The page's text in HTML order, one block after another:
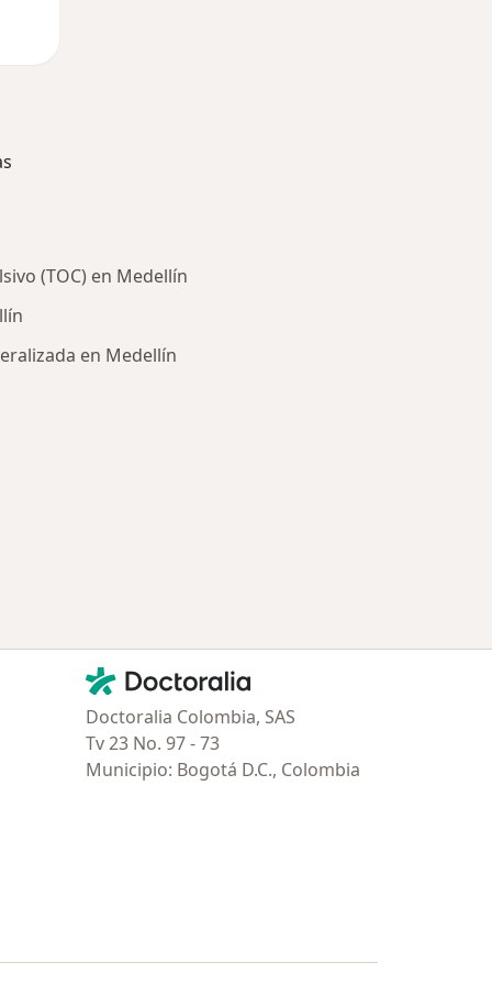
(TOC) en Medellín
en Medellín
Contacto
Doctoralia - Página de inicio
Doctoralia Colombia, SAS
Tv 23 No. 97 - 73
Municipio: Bogotá D.C., Colombia